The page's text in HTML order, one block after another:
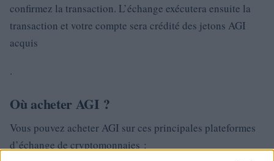
confirmez la transaction. L’échange exécutera ensuite la
transaction et votre compte sera crédité des jetons AGI
acquis
.
Où acheter AGI ?
Vous pouvez acheter AGI sur ces principales plateformes
d’échange de cryptomonnaies :